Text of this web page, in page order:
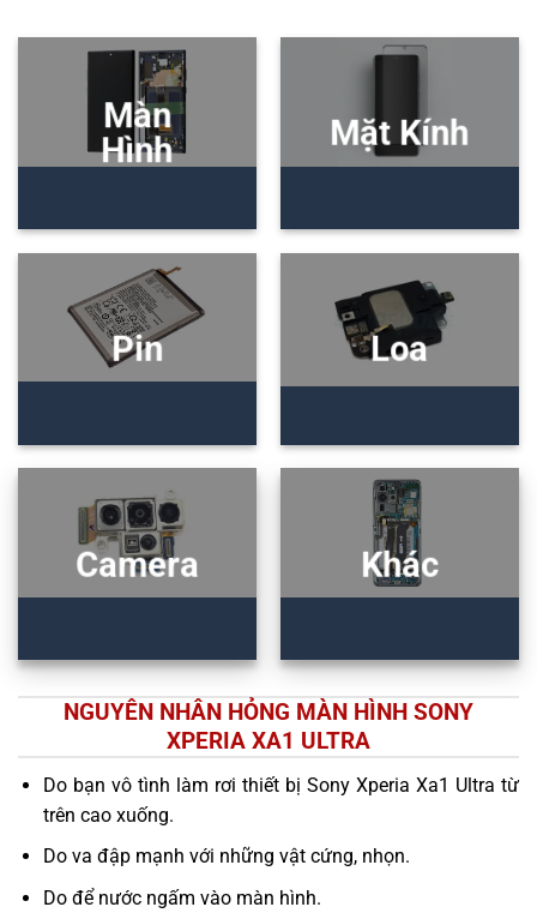
Màn
Hình
Mặt Kính
Pin Loa
Camera Khác
NGUYÊN NHÂN HỎNG MÀN HÌNH SONY
XPERIA XA1 ULTRA
Do bạn vô tình làm rơi thiết bị Sony Xperia Xa1 Ultra từ
trên cao xuống.
Do va đập mạnh với những vật cứng, nhọn.
Do để nước ngấm vào màn hình.